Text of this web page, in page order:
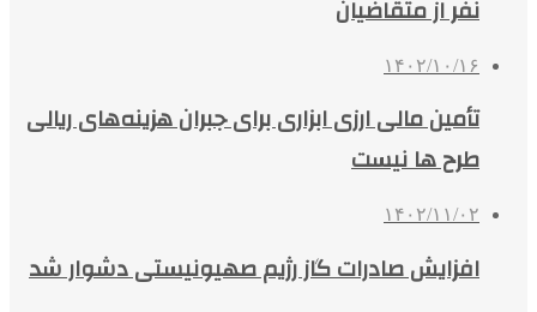
نفر از متقاضیان
۱۴۰۲/۱۰/۱۶
تأمین مالی ارزی ابزاری برای جبران هزینه‌های ریالی
طرح ها نیست
۱۴۰۲/۱۱/۰۲
افزایش صادرات گاز رژیم صهیونیستی دشوار شد